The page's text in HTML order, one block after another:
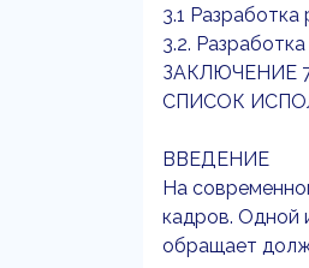
3.1
3.2.
ЗАКЛЮЧЕНИЕ
СПИСОК
ВВЕДЕНИЕ
На
кадров. Одной
обращает